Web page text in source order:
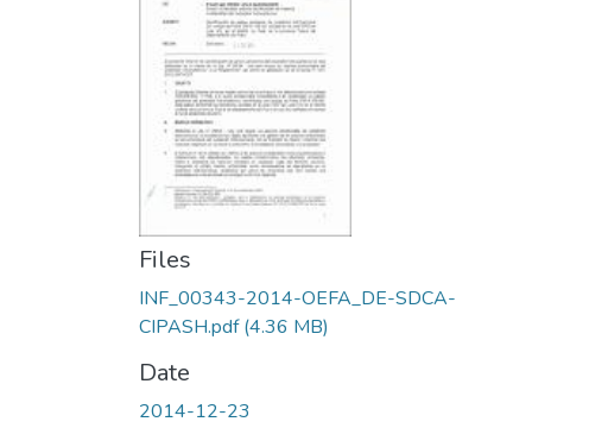
Files
INF_00343-2014-OEFA_DE-SDCA-
CIPASH.pdf(4.36 MB)
Date
2014-12-23